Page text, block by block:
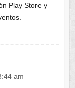
Play Store y
am